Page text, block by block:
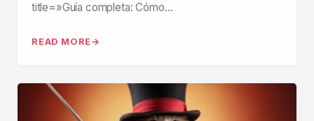
title=»Guía completa: Cómo…
READ MORE